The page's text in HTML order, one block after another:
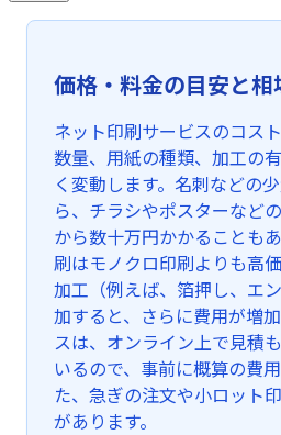
価格・料金の目安と相
ネット印刷サービスのコス
数量、用紙の種類、加工の
く変動します。名刺などの
ら、チラシやポスターなど
から数十万円かかることも
刷はモノクロ印刷よりも高
加工（例えば、箔押し、エ
加すると、さらに費用が増
スは、オンライン上で見積
いるので、事前に概算の費
た、急ぎの注文や小ロット
があります。